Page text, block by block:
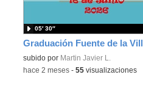
Contenido educativo.
subido por Martin Javier L.
05′ 30″
-hace 2 meses- 55visualizaciones